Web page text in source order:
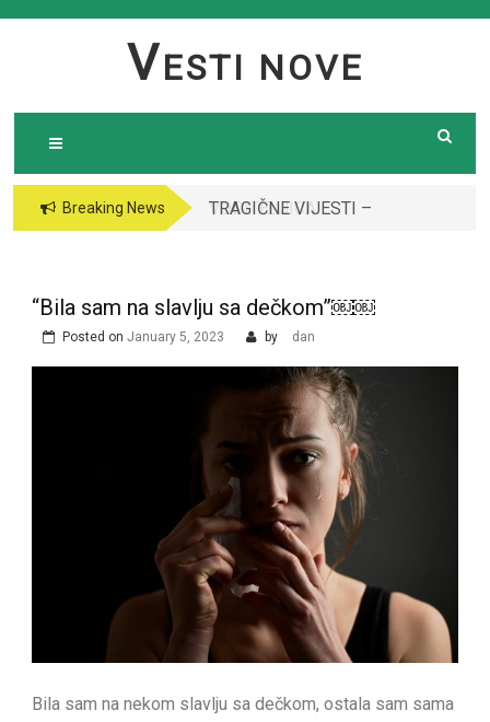
VESTI NOVE
Breaking News
TRAGIČNE VIJESTI –
ispred njene kuće￼￼
VODITELJICA
SRBIJU: Čekajte da
vidite kako danas
izgleda￼
“Bila sam na slavlju sa dečkom”￼￼
Posted on January 5, 2023 by dan
Bila sam na nekom slavlju sa dečkom, ostala sam sama